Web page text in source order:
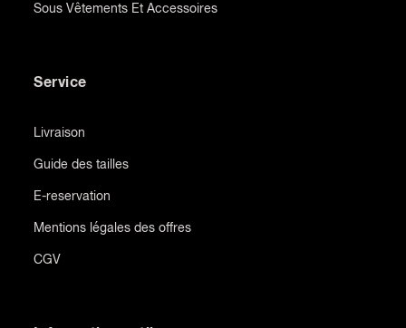
Sous Vêtements Et Accessoires
Service
Livraison
Guide des tailles
E-reservation
Mentions légales des offres
CGV